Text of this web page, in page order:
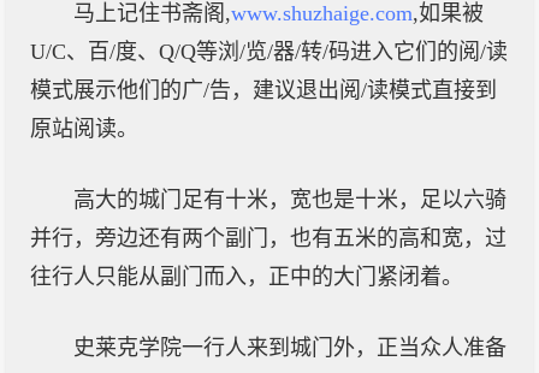
马上记住书斋阁,www.shuzhaige.com,如果被
U/C、百/度、Q/Q等浏/览/器/转/码进入它们的阅/读
模式展示他们的广/告，建议退出阅/读模式直接到
原站阅读。
高大的城门足有十米，宽也是十米，足以六骑
并行，旁边还有两个副门，也有五米的高和宽，过
往行人只能从副门而入，正中的大门紧闭着。
史莱克学院一行人来到城门外，正当众人准备